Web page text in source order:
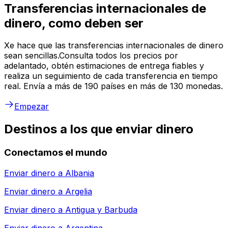
Transferencias internacionales de
dinero, como deben ser
Xe hace que las transferencias internacionales de dinero
sean sencillas.Consulta todos los precios por
adelantado, obtén estimaciones de entrega fiables y
realiza un seguimiento de cada transferencia en tiempo
real. Envía a más de 190 países en más de 130 monedas.
Empezar
Destinos a los que enviar dinero
Conectamos el mundo
Enviar dinero a Albania
Enviar dinero a Argelia
Enviar dinero a Antigua y Barbuda